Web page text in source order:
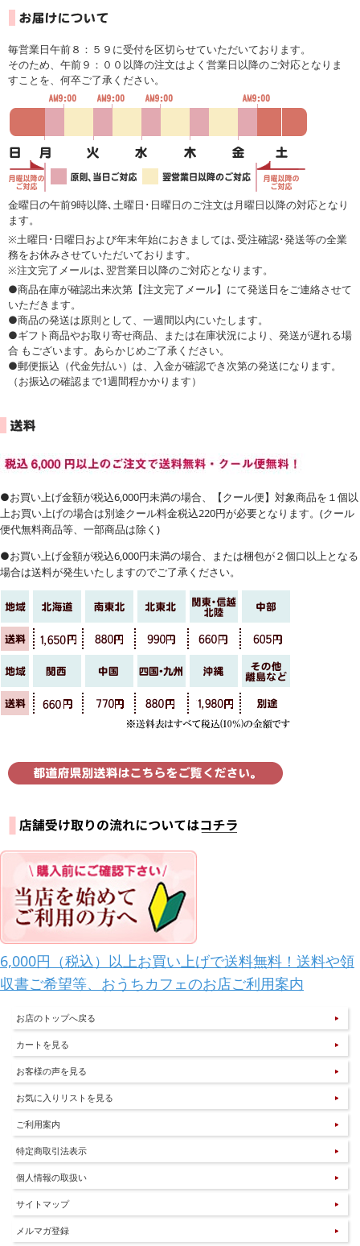
毎営業日午前８：５９に受付を区切らせていただいております。
そのため、午前９：００以降の注文はよく営業日以降のご対応となりま
すことを、何卒ご了承ください。
金曜日の午前9時以降､土曜日･日曜日のご注文は月曜日以降の対応となり
ます。
※土曜日･日曜日および年末年始におきましては､受注確認･発送等の全業
務をお休みさせていただいております。
※注文完了メールは､翌営業日以降のご対応となります。
●商品在庫が確認出来次第【注文完了メール】にて発送日をご連絡させて
いただきます。
●商品の発送は原則として、一週間以内にいたします。
●ギフト商品やお取り寄せ商品、または在庫状況により、発送が遅れる場
合 もございます。あらかじめご了承ください。
●郵便振込（代金先払い）は、入金が確認でき次第の発送になります。
（お振込の確認まで1週間程かかります）
●お買い上げ金額が税込6,000円未満の場合、【クール便】対象商品を１個以
上お買い上げの場合は別途クール料金税込220円が必要となります。(クール
便代無料商品等、一部商品は除く)
●お買い上げ金額が税込6,000円未満の場合、または梱包が２個口以上となる
場合は送料が発生いたしますのでご了承ください。
6,000円（税込）以上お買い上げで送料無料！送料や領
収書ご希望等、おうちカフェのお店ご利用案内
お店のトップへ戻る
カートを見る
お客様の声を見る
お気に入りリストを見る
ご利用案内
特定商取引法表示
個人情報の取扱い
サイトマップ
メルマガ登録